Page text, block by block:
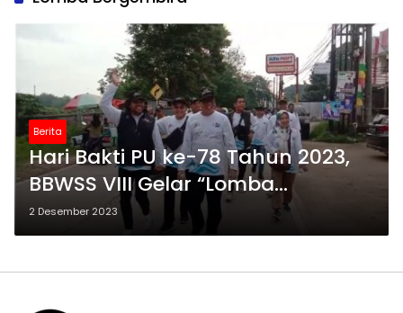
Berita
Hari Bakti PU ke-78 Tahun 2023,
BBWSS VIII Gelar “Lomba
Bergembira”
2 Desember 2023